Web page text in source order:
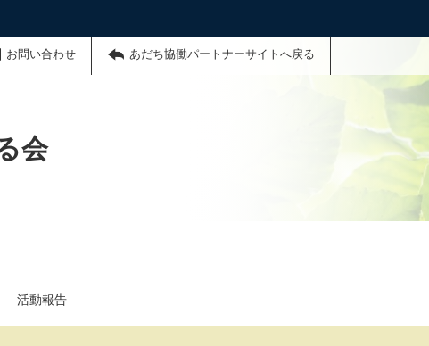
お問い合わせ あだち協働パートナーサイトへ戻る
会
活動報告